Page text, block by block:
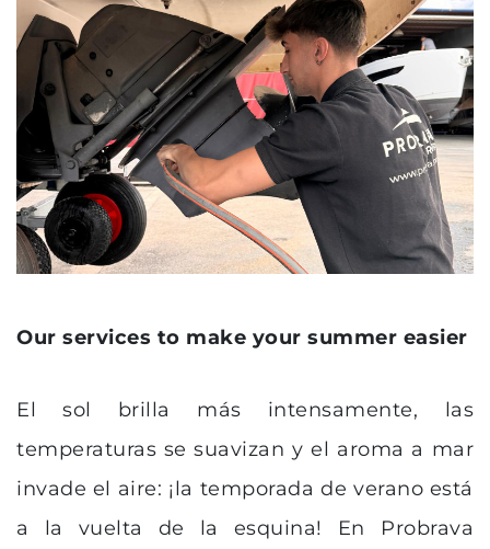
Our services to make your summer easier
El sol brilla más intensamente, las
temperaturas se suavizan y el aroma a mar
invade el aire: ¡la temporada de verano está
a la vuelta de la esquina! En Probrava